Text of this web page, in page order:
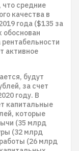
средние
качества в
года ($135 за
активное
будут
за счет
году. В
капитальные
которые
(35 млрд
(32 млрд
(26 млрд